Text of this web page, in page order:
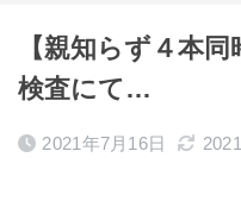
【親知らず４本
検査にて…
2021年7月16日